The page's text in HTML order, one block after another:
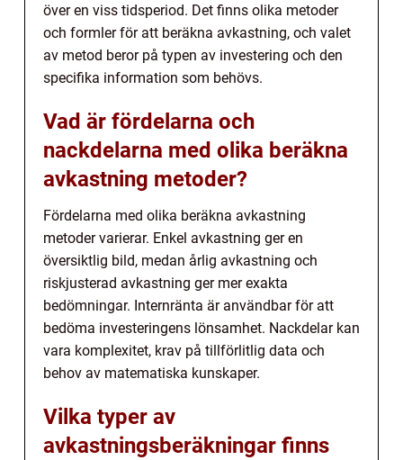
över en viss tidsperiod. Det finns olika metoder
och formler för att beräkna avkastning, och valet
av metod beror på typen av investering och den
specifika information som behövs.
Vad är fördelarna och
nackdelarna med olika beräkna
avkastning metoder?
Fördelarna med olika beräkna avkastning
metoder varierar. Enkel avkastning ger en
översiktlig bild, medan årlig avkastning och
riskjusterad avkastning ger mer exakta
bedömningar. Internränta är användbar för att
bedöma investeringens lönsamhet. Nackdelar kan
vara komplexitet, krav på tillförlitlig data och
behov av matematiska kunskaper.
Vilka typer av
avkastningsberäkningar finns